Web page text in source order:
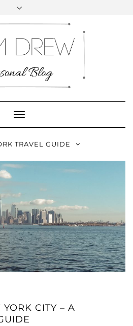
PINTEREST
FACEBOOK
YOUTUBE
Toggle
Navigation
TRAVEL GUIDE
CITY – A